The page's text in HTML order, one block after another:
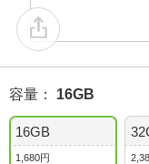
容量 ： 16GB
16GB
1,680円